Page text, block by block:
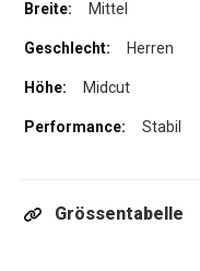
Mittel
Herren
Midcut
Stabil
Grössentabelle